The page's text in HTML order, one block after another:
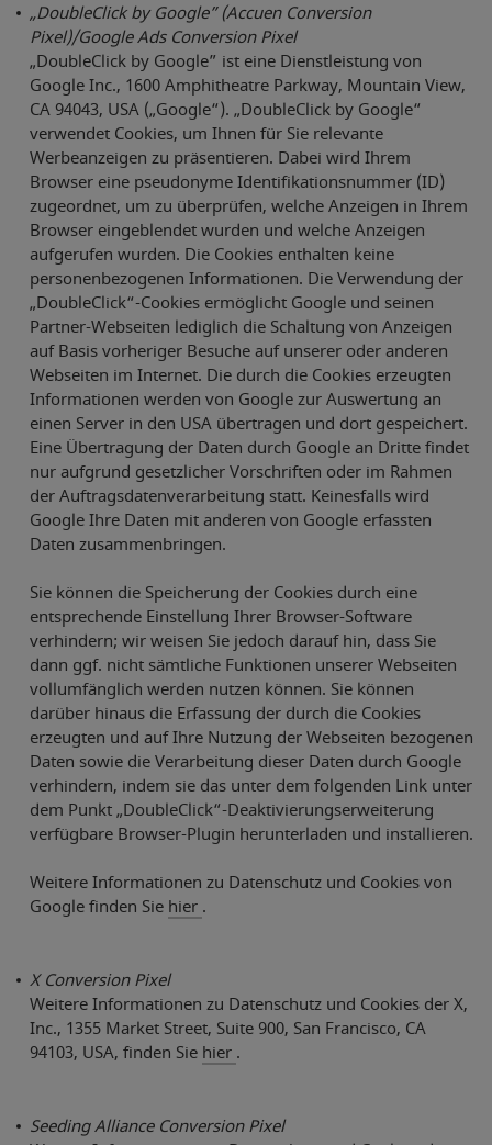
„DoubleClick by Google” (Accuen Conversion
Pixel)/Google Ads Conversion Pixel
„DoubleClick by Google” ist eine Dienstleistung von
Google Inc., 1600 Amphitheatre Parkway, Mountain View,
CA 94043, USA („Google“). „DoubleClick by Google“
verwendet Cookies, um Ihnen für Sie relevante
Werbeanzeigen zu präsentieren. Dabei wird Ihrem
Browser eine pseudonyme Identifikationsnummer (ID)
zugeordnet, um zu überprüfen, welche Anzeigen in Ihrem
Browser eingeblendet wurden und welche Anzeigen
aufgerufen wurden. Die Cookies enthalten keine
personenbezogenen Informationen. Die Verwendung der
„DoubleClick“-Cookies ermöglicht Google und seinen
Partner-Webseiten lediglich die Schaltung von Anzeigen
auf Basis vorheriger Besuche auf unserer oder anderen
Webseiten im Internet. Die durch die Cookies erzeugten
Informationen werden von Google zur Auswertung an
einen Server in den USA übertragen und dort gespeichert.
Eine Übertragung der Daten durch Google an Dritte findet
nur aufgrund gesetzlicher Vorschriften oder im Rahmen
der Auftragsdatenverarbeitung statt. Keinesfalls wird
Google Ihre Daten mit anderen von Google erfassten
Daten zusammenbringen.
Sie können die Speicherung der Cookies durch eine
entsprechende Einstellung Ihrer Browser-Software
verhindern; wir weisen Sie jedoch darauf hin, dass Sie
dann ggf. nicht sämtliche Funktionen unserer Webseiten
vollumfänglich werden nutzen können. Sie können
darüber hinaus die Erfassung der durch die Cookies
erzeugten und auf Ihre Nutzung der Webseiten bezogenen
Daten sowie die Verarbeitung dieser Daten durch Google
verhindern, indem sie das unter dem folgenden Link unter
dem Punkt „DoubleClick“-Deaktivierungserweiterung
verfügbare Browser-Plugin herunterladen und installieren.
Weitere Informationen zu Datenschutz und Cookies von
Google finden Sie hier .
X Conversion Pixel
Weitere Informationen zu Datenschutz und Cookies der X,
Inc., 1355 Market Street, Suite 900, San Francisco, CA
94103, USA, finden Sie hier .
Seeding Alliance Conversion Pixel